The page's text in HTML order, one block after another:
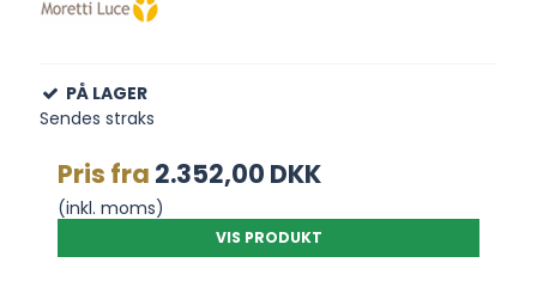
PÅ LAGER
Sendes straks
Pris fra 2.352,00 DKK
(inkl. moms)
VIS PRODUKT